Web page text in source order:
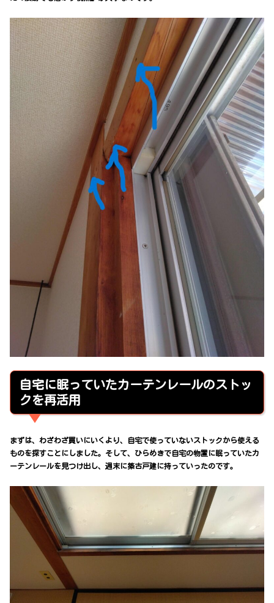
自宅に眠っていたカーテンレールのストッ
クを再活用
まずは、わざわざ買いにいくより、自宅で使っていないストックから使える
ものを探すことにしました。そして、ひらめきで自宅の物置に眠っていたカ
ーテンレールを見つけ出し、週末に築古戸建に持っていったのです。